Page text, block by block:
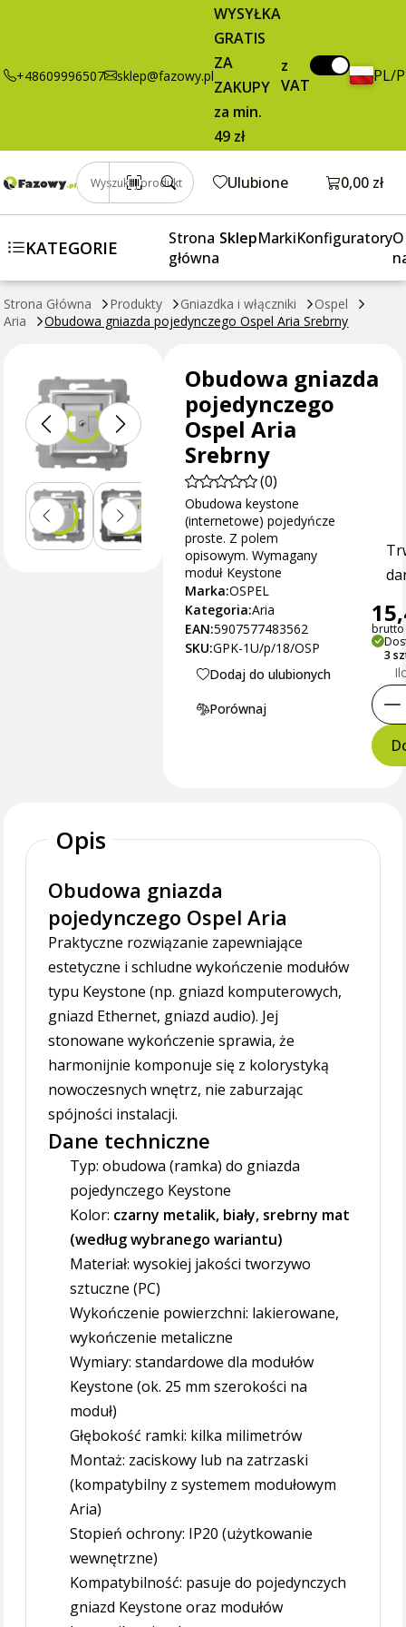
+48609996507 sklep@fazowy.pl
WYSYŁKA
GRATIS
ZA
ZAKUPY
za min.
49 zł
z
VAT
PL/
Wyszukaj produkt Ulubione Otwórz
0,00 zł
KATEGORIE
Strona
główna
SklepMarkiKonfiguratoryO
Strona Główna Produkty Gniazdka i włączniki
Ospel
Aria
Obudowa gniazda pojedynczego Ospel Aria Srebrny
Srebrny
brutto / szt. Dodaj do koszyka
Obudowa gniazda
pojedynczego
Ospel Aria
Srebrny
(0)
Obudowa keystone
(internetowe) pojedyńcze
proste. Z polem
opisowym. Wymagany
moduł Keystone
Marka:OSPEL
Kategoria:Aria
EAN:5907577483562
SKU:GPK-1U/p/18/OSP
Dodaj do ulubionych
Porównaj
brutto
3
Opis
Obudowa gniazda
pojedynczego Ospel Aria
Praktyczne rozwiązanie zapewniające
estetyczne i schludne wykończenie modułów
typu Keystone (np. gniazd komputerowych,
gniazd Ethernet, gniazd audio). Jej
stonowane wykończenie sprawia, że
harmonijnie komponuje się z kolorystyką
nowoczesnych wnętrz, nie zaburzając
spójności instalacji.
Dane techniczne
Typ: obudowa (ramka) do gniazda
pojedynczego Keystone
Kolor: czarny metalik, biały, srebrny mat
(według wybranego wariantu)
Materiał: wysokiej jakości tworzywo
sztuczne (PC)
Wykończenie powierzchni: lakierowane,
wykończenie metaliczne
Wymiary: standardowe dla modułów
Keystone (ok. 25 mm szerokości na
moduł)
Głębokość ramki: kilka milimetrów
Montaż: zaciskowy lub na zatrzaski
(kompatybilny z systemem modułowym
Aria)
Stopień ochrony: IP20 (użytkowanie
wewnętrzne)
Kompatybilność: pasuje do pojedynczych
gniazd Keystone oraz modułów